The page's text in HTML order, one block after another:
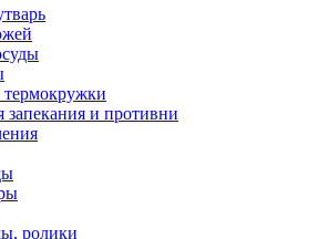
и противни
ролики